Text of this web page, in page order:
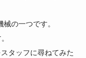
の一つです。
タッフに尋ねてみた